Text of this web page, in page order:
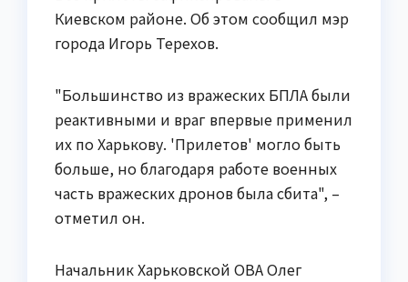
Киевском районе. Об этом сообщил мэр
города Игорь Терехов.
"Большинство из вражеских БПЛА были
реактивными и враг впервые применил
их по Харькову. 'Прилетов' могло быть
больше, но благодаря работе военных
часть вражеских дронов была сбита", –
отметил он.
Начальник Харьковской ОВА Олег